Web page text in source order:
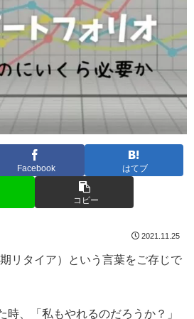
Facebook はてブ
コピー
2021.11.25
リタイア）という言葉をご存じで
時、「私もやれるのだろうか？」